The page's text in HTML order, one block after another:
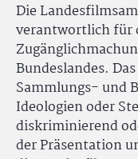
Die
verantwortlich für
Bundeslandes.
Sammlungs- und
Ideologien oder
diskriminierend
der Präsentation